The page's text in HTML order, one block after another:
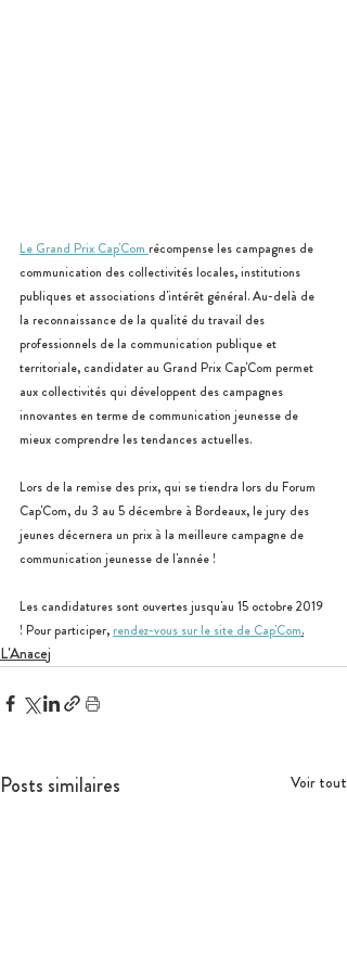
Le Grand Prix Cap'Com récompense les campagnes de
communication des collectivités locales, institutions
publiques et associations d'intérêt général. Au-delà de
la reconnaissance de la qualité du travail des
professionnels de la communication publique et
territoriale, candidater au Grand Prix Cap'Com permet
aux collectivités qui développent des campagnes
innovantes en terme de communication jeunesse de
mieux comprendre les tendances actuelles.
Lors de la remise des prix, qui se tiendra lors du Forum
Cap'Com, du 3 au 5 décembre à Bordeaux, le jury des
jeunes décernera un prix à la meilleure campagne de
communication jeunesse de l'année !
Les candidatures sont ouvertes jusqu'au 15 octobre 2019
! Pour participer, rendez-vous sur le site de Cap'Com.
L'Anacej
Posts similaires Voir tout